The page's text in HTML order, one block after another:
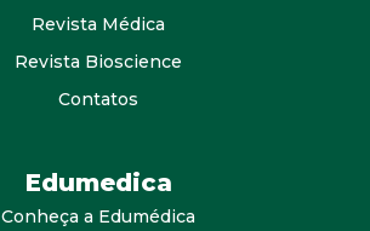
Revista Médica
Revista Bioscience
Contatos
Edumedica
Conheça a Edumédica